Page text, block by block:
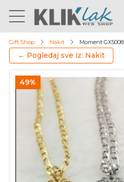
Gift Shop Nakit Moment
← Pogledaj sve iz: Nakit
49%